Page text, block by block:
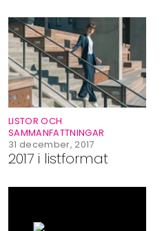
2017 i listformat
LISTOR OCH
SAMMANFATTNINGAR
31 december, 2017